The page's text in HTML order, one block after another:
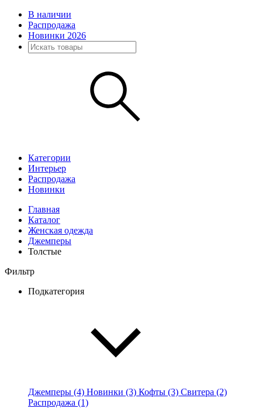
В наличии
Распродажа
Новинки 2026
Категории
Интерьер
Распродажа
Новинки
Главная
Каталог
Женская одежда
Джемперы
Толстые
Фильтр
Подкатегория
Джемперы (4) Новинки (3) Кофты (3) Свитера (2)
Распродажа (1)